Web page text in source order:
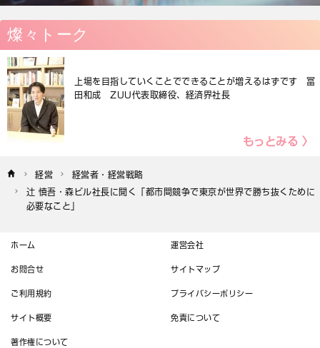
燦々トーク
上場を目指していくことでできることが増えるはずです 冨
田和成 ZUU代表取締役、経済界社長
もっとみる 〉
経営
経営者・経営戦略
辻 慎吾・森ビル社長に聞く「都市間競争で東京が世界で勝ち抜くために
必要なこと」
ホーム 運営会社
お問合せ サイトマップ
ご利用規約 プライバシーポリシー
サイト概要 免責について
著作権について